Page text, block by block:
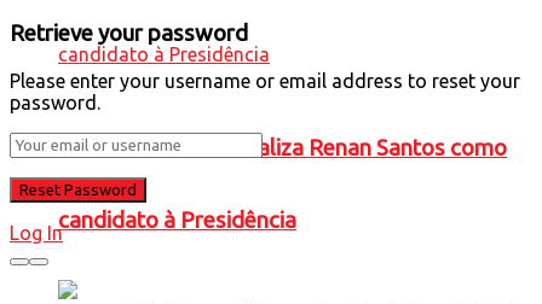
Partido Missão oficializa Renan Santos como
candidato à Presidência
Retrieve your password
Please enter your username or email address to reset your
password.
Log In